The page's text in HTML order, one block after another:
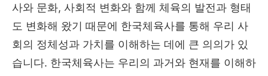
사와 문화, 사회적 변화와 함께 체육의 발전과 형태
도 변화해 왔기 때문에 한국체육사를 통해 우리 사
회의 정체성과 가치를 이해하는 데에 큰 의의가 있
습니다. 한국체육사는 우리의 과거와 현재를 이해하